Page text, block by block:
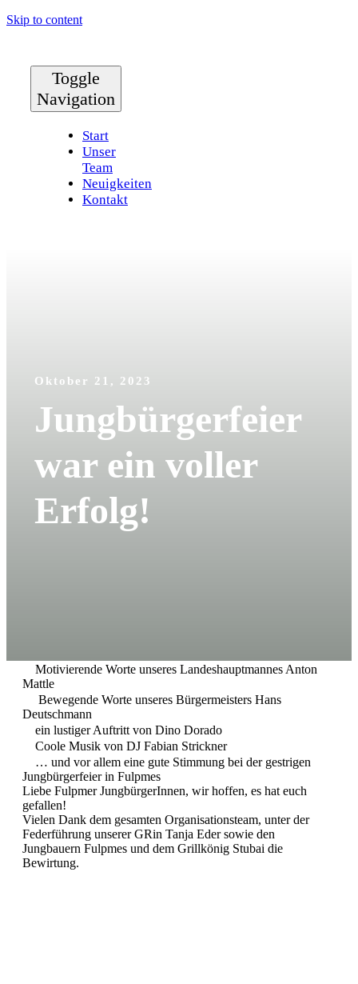
Skip to content
Toggle
Navigation
Start
Unser
Team
Neuigkeiten
Kontakt
Oktober 21, 2023
Jungbürgerfeier
war ein voller
Erfolg!
Motivierende Worte unseres Landeshauptmannes Anton
Mattle
Bewegende Worte unseres Bürgermeisters Hans
Deutschmann
ein lustiger Auftritt von Dino Dorado
Coole Musik von DJ Fabian Strickner
… und vor allem eine gute Stimmung bei der gestrigen
Jungbürgerfeier in Fulpmes
Liebe Fulpmer JungbürgerInnen, wir hoffen, es hat euch
gefallen!
Vielen Dank dem gesamten Organisationsteam, unter der
Federführung unserer GRin Tanja Eder sowie den
Jungbauern Fulpmes und dem Grillkönig Stubai die
Bewirtung.